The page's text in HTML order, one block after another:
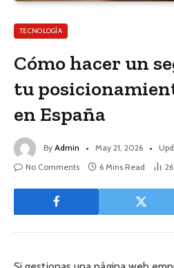
TECNOLOGÍA
Cómo hacer un
tu
en España
By Admin May 21, 2026
No Comments
6 Mins Read 26